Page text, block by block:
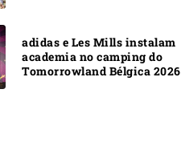
adidas e Les Mills instalam
academia no camping do
Tomorrowland Bélgica 2026